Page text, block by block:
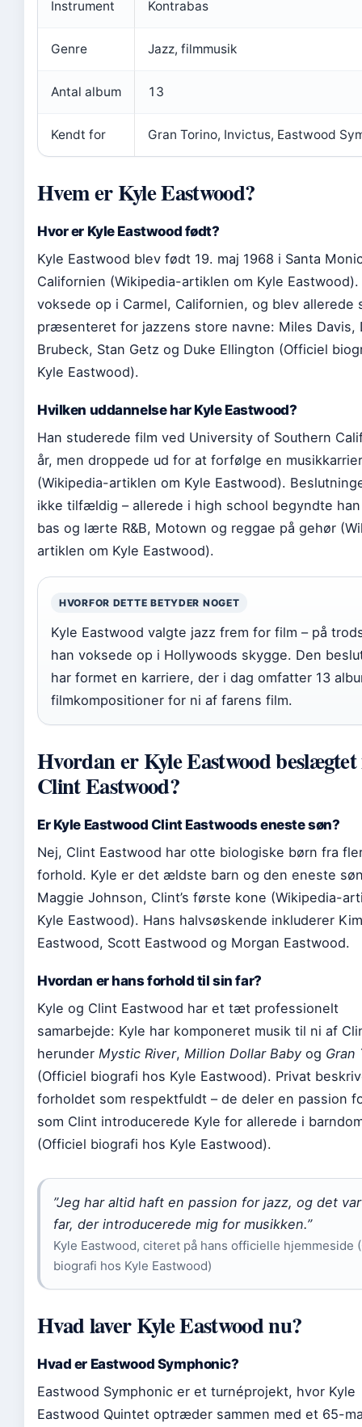
Instrument Kontrabas
Genre Jazz, filmmusik
Antal album 13
Kendt for Gran Torino, Invictus, Eastwood
Hvem er Kyle Eastwood?
Hvor er Kyle Eastwood født?
Kyle Eastwood blev født 19. maj 1968 i Santa
Californien (Wikipedia-artiklen om Kyle Eastwood).
voksede op i Carmel, Californien, og blev allerede
præsenteret for jazzens store navne: Miles Davis,
Brubeck, Stan Getz og Duke Ellington (Officiel
Kyle Eastwood).
Hvilken uddannelse har Kyle Eastwood?
Han studerede film ved University of Southern
år, men droppede ud for at forfølge en
(Wikipedia-artiklen om Kyle Eastwood).
ikke tilfældig – allerede i high school begyndte
bas og lærte R&B, Motown og reggae på gehør
artiklen om Kyle Eastwood).
HVORFOR DETTE BETYDER NOGET
Kyle Eastwood valgte jazz frem for film – på
han voksede op i Hollywoods skygge. Den
har formet en karriere, der i dag omfatter 13
filmkompositioner for ni af farens film.
Hvordan er Kyle Eastwood
Clint Eastwood?
Er Kyle Eastwood Clint Eastwoods eneste søn?
Nej, Clint Eastwood har otte biologiske børn fra
forhold. Kyle er det ældste barn og den eneste
Maggie Johnson, Clint’s første kone (Wikipedia-
Kyle Eastwood). Hans halvsøskende inkluderer
Eastwood, Scott Eastwood og Morgan Eastwood.
Hvordan er hans forhold til sin far?
Kyle og Clint Eastwood har et tæt professionelt
samarbejde: Kyle har komponeret musik til ni af
herunder Mystic River, Million Dollar Baby og Gran
(Officiel biografi hos Kyle Eastwood). Privat
forholdet som respektfuldt – de deler en passion
som Clint introducerede Kyle for allerede i
(Officiel biografi hos Kyle Eastwood).
”Jeg har altid haft en passion for jazz, og det
far, der introducerede mig for musikken.”
Kyle Eastwood, citeret på hans officielle hjemmeside
biografi hos Kyle Eastwood)
Hvad laver Kyle Eastwood nu?
Hvad er Eastwood Symphonic?
Eastwood Symphonic er et turnéprojekt, hvor Kyle
Eastwood Quintet optræder sammen med et 65-